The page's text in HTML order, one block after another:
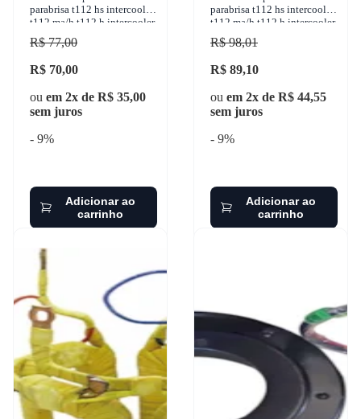
parabrisa t112 hs intercooler
t112 ma/h t112 h intercooler
t112 hw t112 hw intercooler
1981-
R$ 77,00
R$ 70,00
ou em 2x de R$ 35,00
sem juros
- 9%
Adicionar ao
carrinho
parabrisa t112 hs intercooler
t112 ma/h t112 h intercooler
t112 hw t112 hw intercooler
1981-
R$ 98,01
R$ 89,10
ou em 2x de R$ 44,55
sem juros
- 9%
Adicionar ao
carrinho